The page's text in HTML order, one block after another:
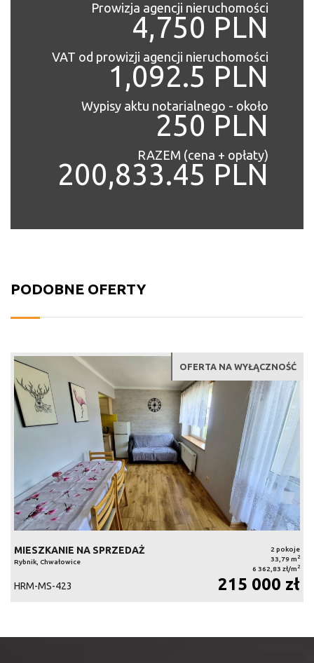
Prowizja agencji nieruchomości
4,750 PLN
VAT od prowizji agencji nieruchomości
1,092.5 PLN
Wypisy aktu notarialnego - około
250 PLN
RAZEM (cena + opłaty)
200,833.45 PLN
PODOBNE OFERTY
OFERTA NA WYŁĄCZNOŚĆ
MIESZKANIE NA SPRZEDAŻ
Rybnik, Chwałowice
2 pokoje
33,79 m 2
6 362,83 zł/m 2
HRM-MS-423 215 000 zł